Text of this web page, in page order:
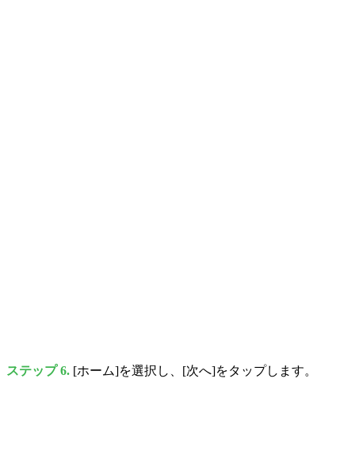
ステップ 6. [ホーム]を選択し、[次へ]をタップします。